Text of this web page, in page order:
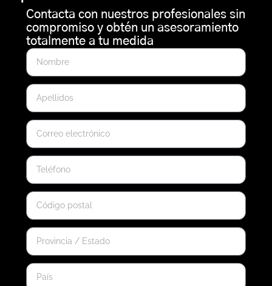
Contacta con nuestros profesionales sin
compromiso y obtén un asesoramiento
totalmente a tu medida